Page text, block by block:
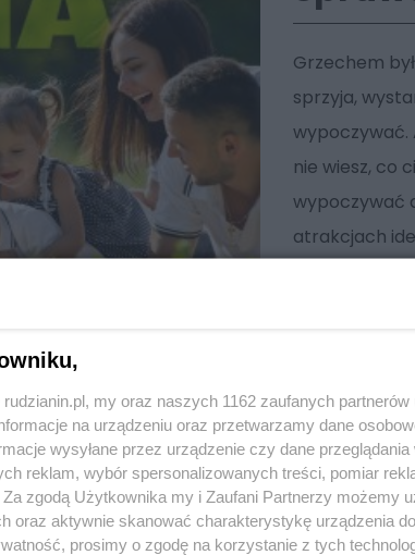
Grzechem
sprzyja,
wypoczywać.
nie wiesz, co
wypoczywać
atrakcjach
my oraz naszych 1162 zaufanych
na urządzeniu oraz przetwarzamy dane
wysyłane przez urządzenie czy dane
reklam, wybór spersonalizowanych treści, pomiar
Za zgodą Użytkownika my i Zaufani Partnerzy możemy
oraz aktywnie skanować charakterystykę urządzenia
prosimy o zgodę na korzystanie z tych